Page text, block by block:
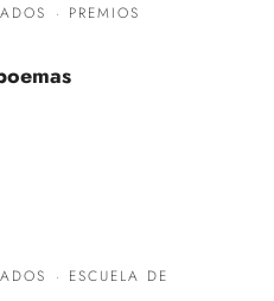
· PREMIOS
· ESCUELA DE